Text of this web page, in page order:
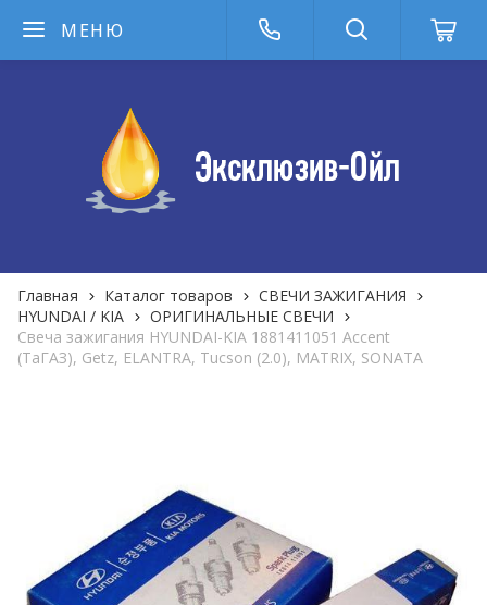
МЕНЮ
Главная Каталог товаров
СВЕЧИ ЗАЖИГАНИЯ
HYUNDAI / KIA
ОРИГИНАЛЬНЫЕ СВЕЧИ
Свеча зажигания HYUNDAI-KIA 1881411051 Accent
(ТаГАЗ), Getz, ELANTRA, Tucson (2.0), MATRIX, SONATA